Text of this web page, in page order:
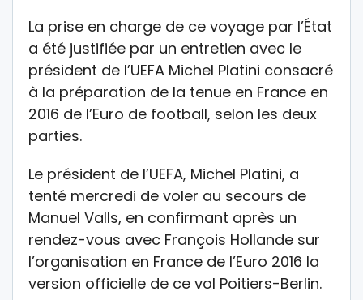
La prise en charge de ce voyage par l’État
a été justifiée par un entretien avec le
président de l’UEFA Michel Platini consacré
à la préparation de la tenue en France en
2016 de l’Euro de football, selon les deux
parties.
Le président de l’UEFA, Michel Platini, a
tenté mercredi de voler au secours de
Manuel Valls, en confirmant après un
rendez-vous avec François Hollande sur
l’organisation en France de l’Euro 2016 la
version officielle de ce vol Poitiers-Berlin.